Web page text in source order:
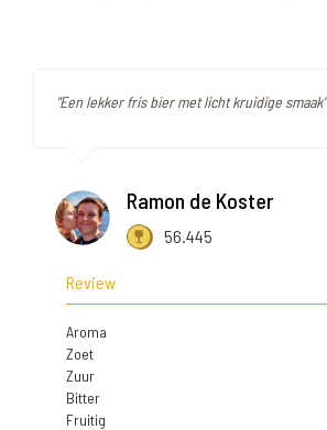
"Een lekker fris bier met licht kruidige smaak"
Ramon de Koster
56.445
Review
Aroma
Zoet
Zuur
Bitter
Fruitig